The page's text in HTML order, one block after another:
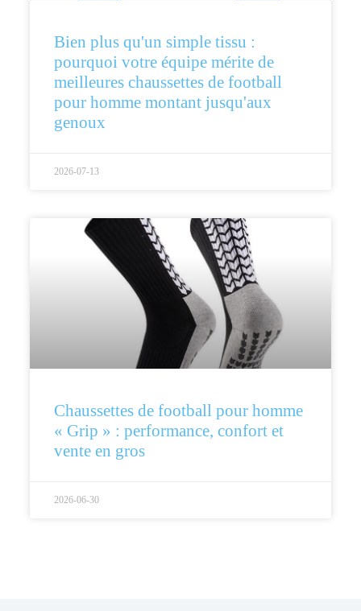
Bien plus qu'un simple tissu :
pourquoi votre équipe mérite de
meilleures chaussettes de football
pour homme montant jusqu'aux
genoux
2026-07-13
Chaussettes de football pour homme
« Grip » : performance, confort et
vente en gros
2026-06-30